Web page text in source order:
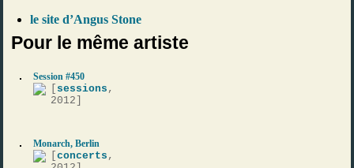
le site d’Angus Stone
Pour le même artiste
Session #450
sessions ,
2012]
Monarch, Berlin
[concerts ,